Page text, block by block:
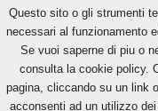
News Pique e il suo
NEWS
Questo sito o gli strumenti
necessari al funzionamento
Se vuoi saperne di piu o
consulta la cookie policy.
pagina, cliccando su un link
acconsenti ad un utilizzo